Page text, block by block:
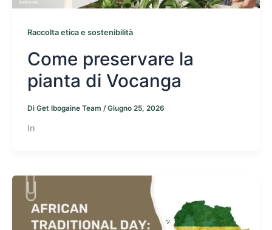
Raccolta etica e sostenibilità
Come preservare la
pianta di Vocanga
Di Get Ibogaine Team /Giugno 25, 2026
In